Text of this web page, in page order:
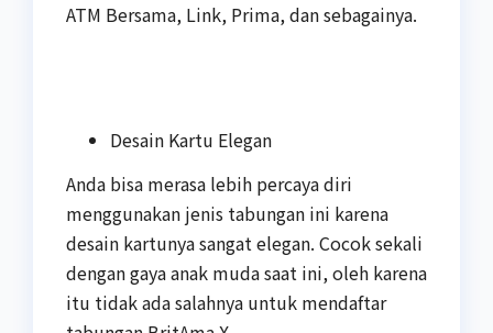
ATM Bersama, Link, Prima, dan sebagainya.
Desain Kartu Elegan
Anda bisa merasa lebih percaya diri
menggunakan jenis tabungan ini karena
desain kartunya sangat elegan. Cocok sekali
dengan gaya anak muda saat ini, oleh karena
itu tidak ada salahnya untuk mendaftar